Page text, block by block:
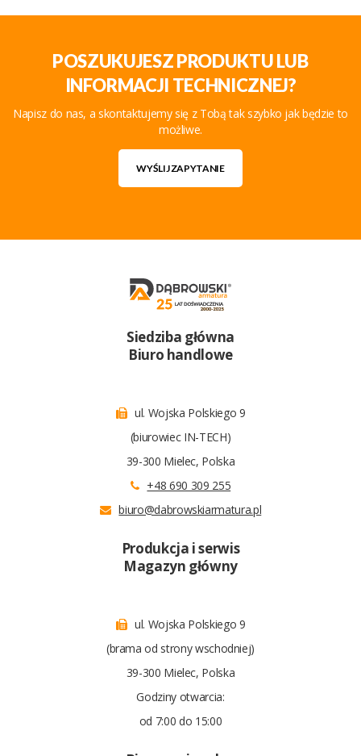
POSZUKUJESZ PRODUKTU LUB
INFORMACJI TECHNICZNEJ?
Napisz do nas, a skontaktujemy się z Tobą tak szybko jak będzie to
możliwe.
WYŚLIJ ZAPYTANIE
Siedziba główna
Biuro handlowe
ul. Wojska Polskiego 9
(biurowiec IN-TECH)
39-300 Mielec, Polska
+48 690 309 255
biuro@dabrowskiarmatura.pl
Produkcja i serwis
Magazyn główny
ul. Wojska Polskiego 9
(brama od strony wschodniej)
39-300 Mielec, Polska
Godziny otwarcia:
od 7:00 do 15:00